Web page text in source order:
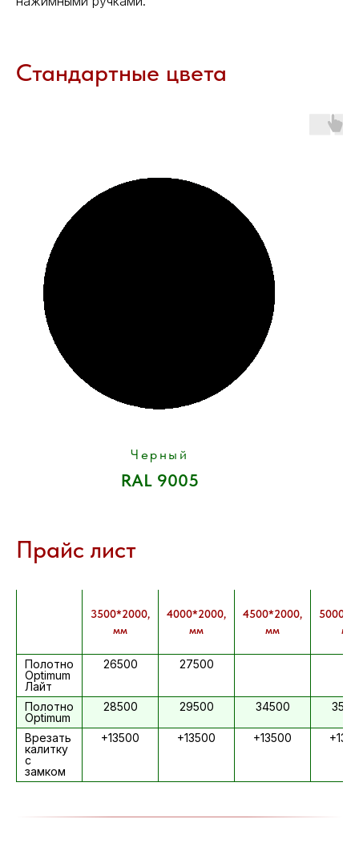
Стандартные цвета
Черный
RAL 9005
Прайс лист
3500*2000,
мм
4000*2000,
мм
4500*2000,
мм
мм
Полотно
Optimum
Лайт
26500 27500
Полотно
Optimum
28500 29500 34500
Врезать
калитку
с
замком
+13500 +13500 +13500